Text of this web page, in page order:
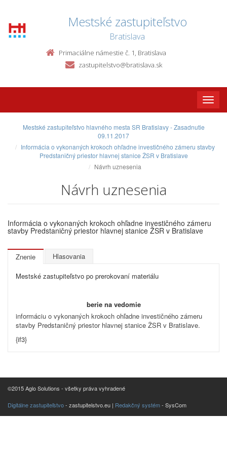
Mestské zastupiteľstvo
Bratislava
Primaciálne námestie č. 1, Bratislava
zastupitelstvo@bratislava.sk
Toggle
Mestské zastupiteľstvo hlavného mesta SR Bratislavy - Zasadnutie
09.11.2017
Informácia o vykonaných krokoch ohľadne investičného zámeru stavby
Predstaničný priestor hlavnej stanice ŽSR v Bratislave
Návrh uznesenia
Návrh uznesenia
Informácia o vykonaných krokoch ohľadne investičného zámeru
stavby Predstaničný priestor hlavnej stanice ŽSR v Bratislave
Znenie Hlasovania
Mestské zastupiteľstvo po prerokovaní materiálu
berie na vedomie
informáciu o vykonaných krokoch ohľadne investičného zámeru
stavby Predstaničný priestor hlavnej stanice ŽSR v Bratislave.
{if3}
©2015 Aglo Solutions - všetky práva vyhradené
Digitálne zastupiteľstvo- zastupitelstvo.eu | Redakčný systém- SysCom